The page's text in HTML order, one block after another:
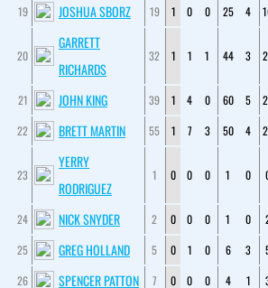
19
JOSHUA SBORZ 19 1 0 0 25 4
20
GARRETT
RICHARDS
32 1 1 1 44 3
21 JOHN KING 39 1 4 0 60 5
22
BRETT MARTIN 55 1 7 3 50 4
23
YERRY
RODRIGUEZ
1 0 0 0 1 0
24 NICK SNYDER 2 0 0 0 1 0
25
GREG HOLLAND 5 0 1 0 6 3
26
SPENCER PATTON 7 0 0 0 4 1